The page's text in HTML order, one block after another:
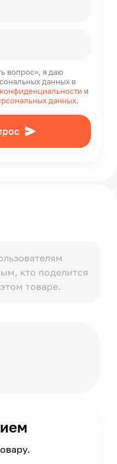
вопрос», я даю
данных в
и
данных.
кто поделится
товаре.